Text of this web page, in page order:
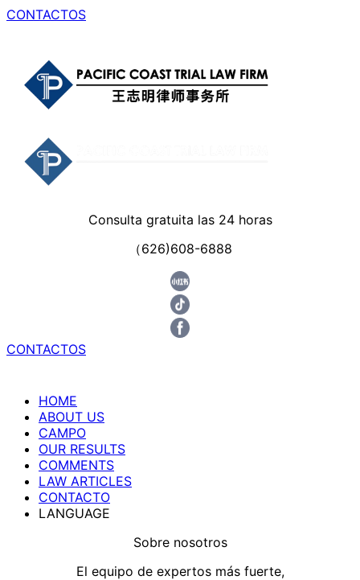
CONTACTOS
Consulta gratuita las 24 horas
（626)608-6888
CONTACTOS
HOME
ABOUT US
CAMPO
OUR RESULTS
COMMENTS
LAW ARTICLES
CONTACTO
LANGUAGE
Sobre nosotros
El equipo de expertos más fuerte,